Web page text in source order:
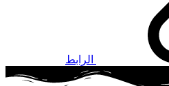
الرابط